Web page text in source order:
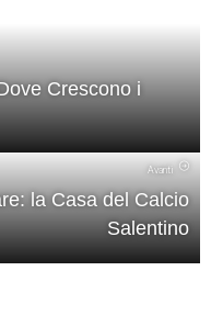
Crescono i
Avanti
la Casa del Calcio
Salentino